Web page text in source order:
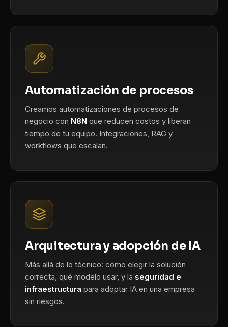
Automatización de procesos
Creamos automatizaciones de procesos de
negocio con N8N que reducen costos y liberan
tiempo de tu equipo. Integraciones, RAG y
workflows que escalan.
Arquitectura y adopción de IA
Más allá de lo técnico: cómo elegir la solución
correcta, qué modelo usar, y la seguridad e
infraestructura para adoptar IA en una empresa
sin riesgos.